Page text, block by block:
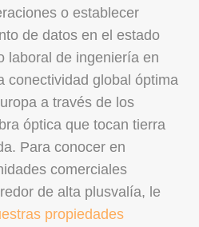
o establecer
de datos en el estado
laboral de ingeniería en
conectividad global óptima
a través de los
óptica que tocan tierra
Para conocer en
comerciales
de alta plusvalía, le
propiedades